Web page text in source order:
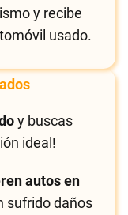
y recibe
usado.
y buscas
ideal!
autos en
sufrido daños